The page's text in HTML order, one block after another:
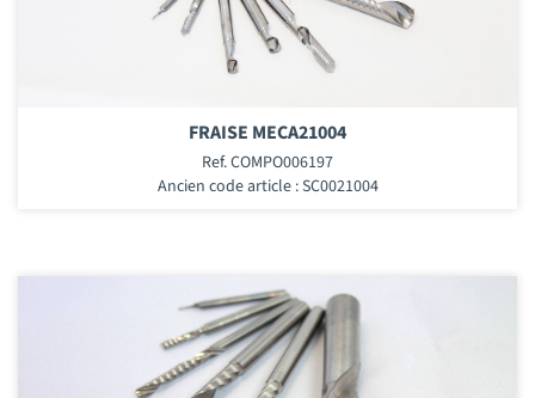
FRAISE MECA21004
Ref. COMPO006197
Ancien code article : SC0021004